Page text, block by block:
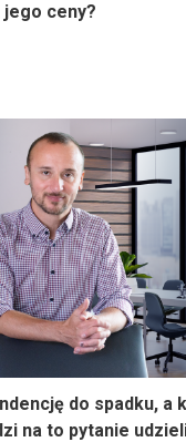
ceny?
do spadku, a
na to pytanie